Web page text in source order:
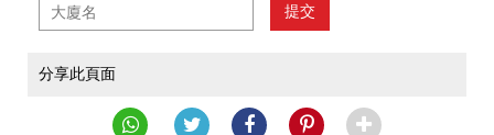
提交
分享此頁面